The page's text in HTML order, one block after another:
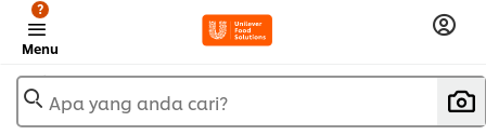
Menu
?
Apa yang anda cari?